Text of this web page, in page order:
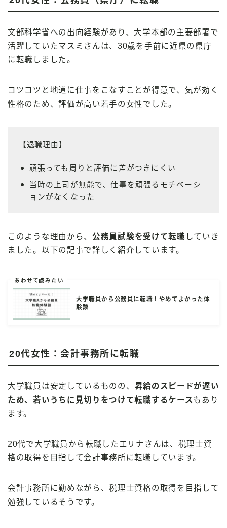
文部科学省への出向経験があり、大学本部の主要部署で
活躍していたマスミさんは、30歳を手前に近県の県庁
に転職しました。
コツコツと地道に仕事をこなすことが得意で、気が効く
性格のため、評価が高い若手の女性でした。
【退職理由】
頑張っても周りと評価に差がつきにくい
当時の上司が無能で、仕事を頑張るモチベーシ
ョンがなくなった
このような理由から、 公務員試験を受けて転職 していき
ました。以下の記事で詳しく紹介しています。
あわせて読みたい
大学職員から公務員に転職！やめてよかった体
験談
20代女性：会計事務所に転職
大学職員は安定しているものの、 昇給のスピードが遅い
ため、若いうちに見切りをつけて転職するケースもあり
ます。
20代で大学職員から転職したエリナさんは、税理士資
格の取得を目指して会計事務所に転職しています。
会計事務所に勤めながら、税理士資格の取得を目指して
勉強しているそうです。